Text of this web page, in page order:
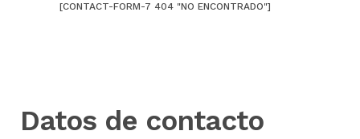
[CONTACT-FORM-7 404 "NO ENCONTRADO"]
Datos de contacto